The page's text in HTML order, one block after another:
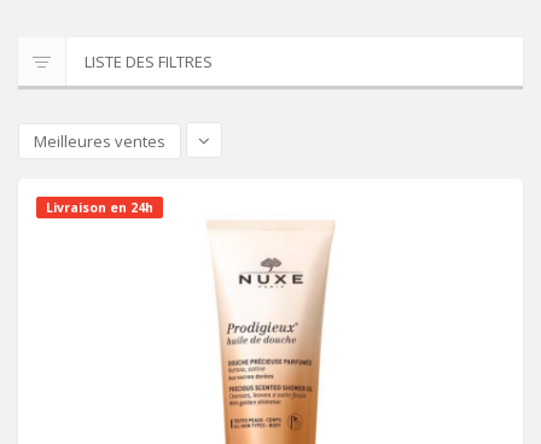
CONTACT
SEMAINIERS
LISTE DES FILTRES
Meilleures ventes
Livraison en 24h